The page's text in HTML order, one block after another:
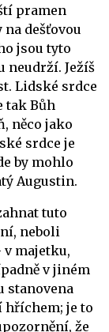
pramen
dešťovou
jsou tyto
neudrží. Ježíš
Lidské srdce
tak Bůh
něco jako
srdce je
by mohlo
Augustin.
tuto
neboli
v majetku,
v jiném
stanovena
hříchem; je to
že